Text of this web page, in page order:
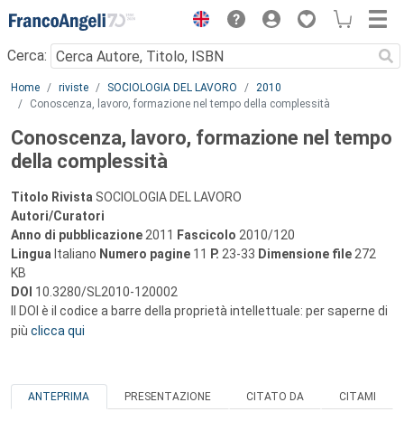
Menu
Cerca:
Main content
Home riviste SOCIOLOGIA DEL LAVORO
2010
Conoscenza, lavoro, formazione nel tempo della complessità
Conoscenza, lavoro, formazione nel tempo
della complessità
Titolo Rivista SOCIOLOGIA DEL LAVORO
Autori/Curatori
Anno di pubblicazione 2011 Fascicolo 2010/120
Lingua Italiano Numero pagine 11 P. 23-33 Dimensione file 272
KB
DOI 10.3280/SL2010-120002
Il DOI è il codice a barre della proprietà intellettuale: per saperne di
più clicca qui
ANTEPRIMA PRESENTAZIONE CITATO DA CITAMI